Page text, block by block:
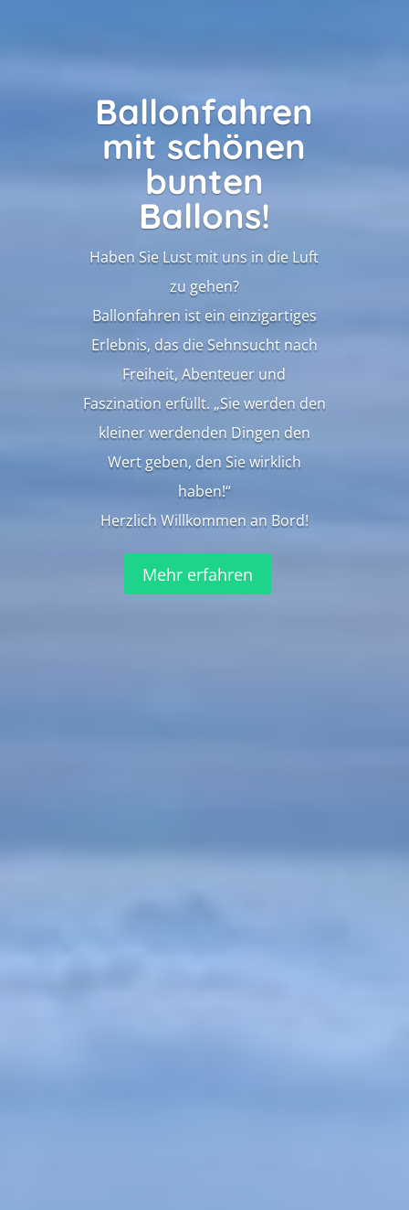
Ballonfahren
mit schönen
bunten
Ballons!
Haben Sie Lust mit uns in die Luft
zu gehen?
Ballonfahren ist ein einzigartiges
Erlebnis, das die Sehnsucht nach
Freiheit, Abenteuer und
Faszination erfüllt. „Sie werden den
kleiner werdenden Dingen den
Wert geben, den Sie wirklich
haben!“
Herzlich Willkommen an Bord!
Mehr erfahren